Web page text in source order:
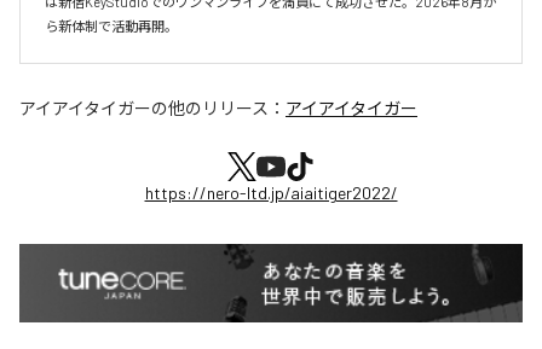
ら新体制で活動再開。
アイアイタイガーの他のリリース： アイアイタイガー
https://nero-ltd.jp/aiaitiger2022/